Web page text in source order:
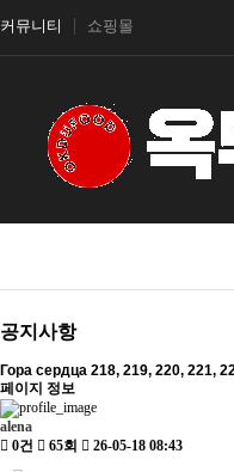
커뮤니티 쇼핑몰
공지사항
Гора сердца 218, 219, 220, 221,
페이지 정보
alena
0건
65회 26-05-18 08:43